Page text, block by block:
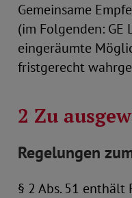
Gemeinsame
(im Folgenden: GE
eingeräumte
fristgerecht
2 Zu
Regelungen
§ 2 Abs. 51